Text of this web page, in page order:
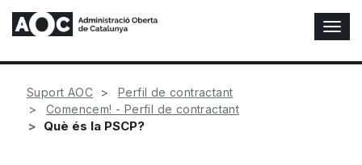
A
l
t
Suport AOC
Perfil de contractant
Comencem! - Perfil de contractant
Què és la PSCP?